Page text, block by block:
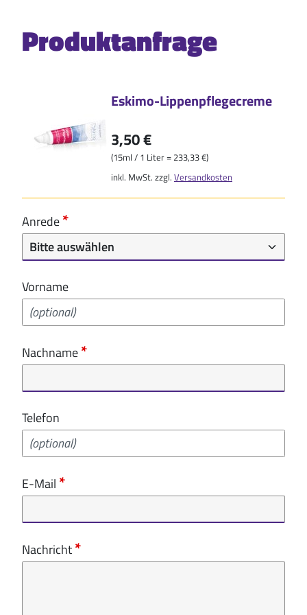
Produktanfrage
Eskimo-Lippenpflegecreme
3,50 €
(15ml / 1 Liter = 233,33 €)
inkl. MwSt. zzgl. Versandkosten
Anrede
Vorname
Nachname
Telefon
E-Mail
Nachricht